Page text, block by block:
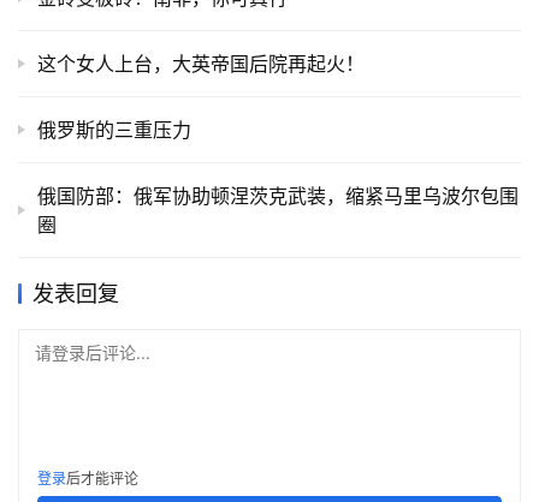
这个女人上台，大英帝国后院再起火！
俄罗斯的三重压力
俄国防部：俄军协助顿涅茨克武装，缩紧马里乌波尔包围
圈
发表回复
请登录后评论...
登录后才能评论